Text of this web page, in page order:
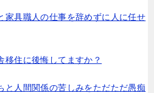
家具職人の仕事を辞めずに人に任せ
移住に後悔してますか？
と人間関係の苦しみをただただ愚痴